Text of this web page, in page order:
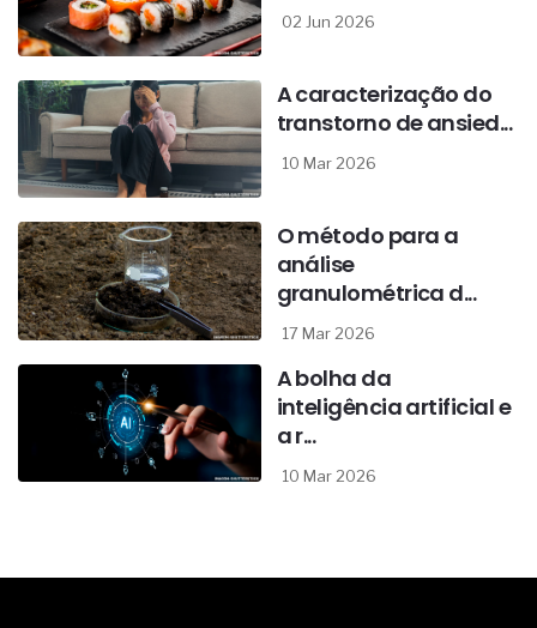
02 Jun 2026
A caracterização do
transtorno de ansied...
10 Mar 2026
O método para a
análise
granulométrica d...
17 Mar 2026
A bolha da
inteligência artificial e
a r...
10 Mar 2026